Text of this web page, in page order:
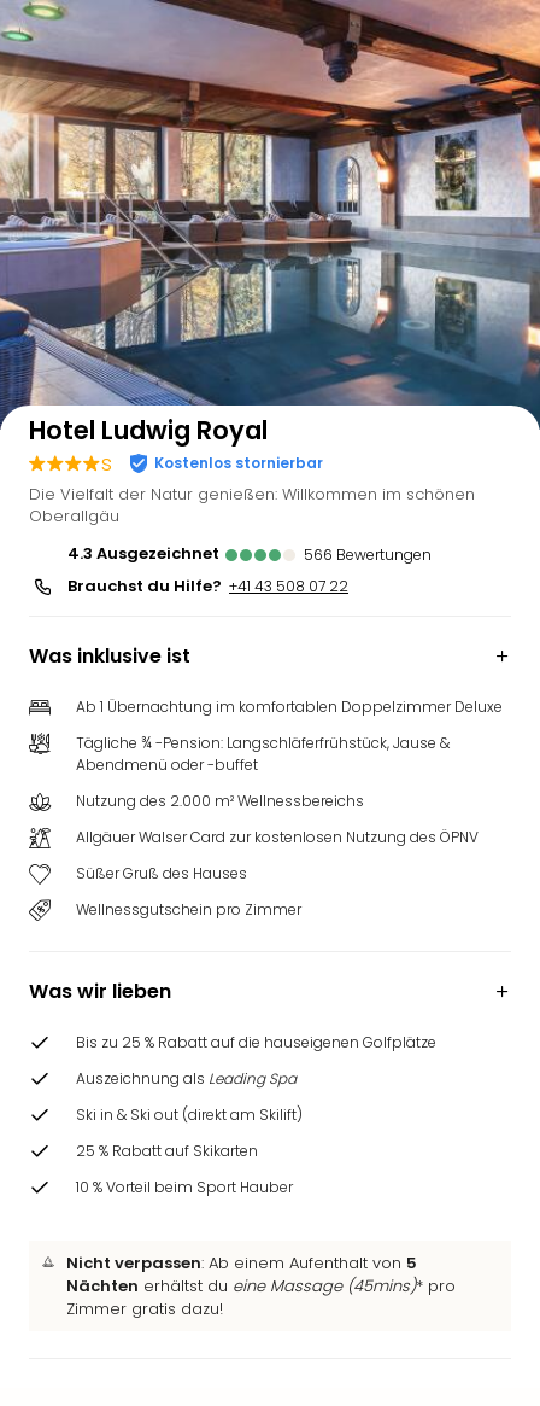
Auf der Karte anzeigen
Hotel Ludwig Royal
s Kostenlos stornierbar
Die Vielfalt der Natur genießen: Willkommen im schönen
Oberallgäu
4.3
ausgezeichnet 566 Bewertungen
Brauchst du Hilfe? +41 43 508 07 22
Was inklusive ist
Ab 1 Übernachtung im komfortablen Doppelzimmer Deluxe
Tägliche ¾ -Pension: Langschläferfrühstück, Jause &
Abendmenü oder -buffet
Nutzung des 2.000 m² Wellnessbereichs
Allgäuer Walser Card zur kostenlosen Nutzung des ÖPNV
Süßer Gruß des Hauses
Wellnessgutschein pro Zimmer
Was wir lieben
Bis zu 25 % Rabatt auf die hauseigenen Golfplätze
Auszeichnung als Leading Spa
Ski in & Ski out (direkt am Skilift)
25 % Rabatt auf Skikarten
10 % Vorteil beim Sport Hauber
Nicht verpassen: Ab einem Aufenthalt von 5
Nächten erhältst du eine Massage (45mins)* pro
Zimmer gratis dazu!